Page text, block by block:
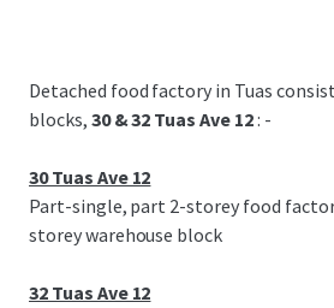
Detached food factory in Tuas
blocks, 30 & 32 Tuas Ave 12: -
30 Tuas Ave 12
Part-single, part 2-storey food
storey warehouse block
32 Tuas Ave 12